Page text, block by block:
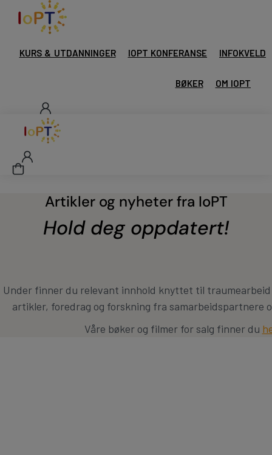
KURS & UTDANNINGER IOPT KONFERANSE INFOKVELD
BØKER OM IOPT
Artikler og nyheter fra IoPT
Hold deg oppdatert!
Under finner du relevant innhold knyttet til traumearbeid
artikler, foredrag og forskning fra samarbeidspartnere
Våre bøker og filmer for salg finner du